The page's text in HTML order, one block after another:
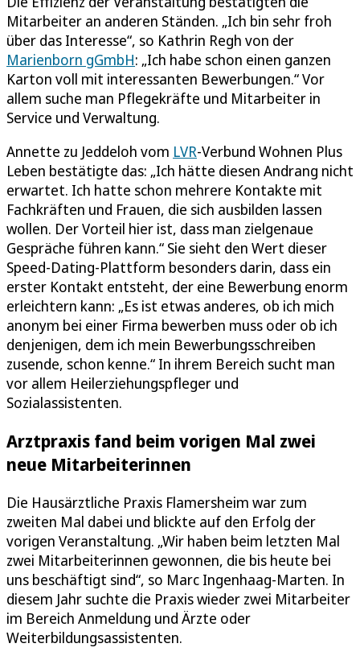
Mitarbeiter an anderen Ständen. „Ich bin sehr froh
über das Interesse“, so Kathrin Regh von der
Marienborn gGmbH: „Ich habe schon einen ganzen
Karton voll mit interessanten Bewerbungen.“ Vor
allem suche man Pflegekräfte und Mitarbeiter in
Service und Verwaltung.
Annette zu Jeddeloh vom LVR-Verbund Wohnen Plus
Leben bestätigte das: „Ich hätte diesen Andrang nicht
erwartet. Ich hatte schon mehrere Kontakte mit
Fachkräften und Frauen, die sich ausbilden lassen
wollen. Der Vorteil hier ist, dass man zielgenaue
Gespräche führen kann.“ Sie sieht den Wert dieser
Speed-Dating-Plattform besonders darin, dass ein
erster Kontakt entsteht, der eine Bewerbung enorm
erleichtern kann: „Es ist etwas anderes, ob ich mich
anonym bei einer Firma bewerben muss oder ob ich
denjenigen, dem ich mein Bewerbungsschreiben
zusende, schon kenne.“ In ihrem Bereich sucht man
vor allem Heilerziehungspfleger und
Sozialassistenten.
Arztpraxis fand beim vorigen Mal zwei
neue Mitarbeiterinnen
Die Hausärztliche Praxis Flamersheim war zum
zweiten Mal dabei und blickte auf den Erfolg der
vorigen Veranstaltung. „Wir haben beim letzten Mal
zwei Mitarbeiterinnen gewonnen, die bis heute bei
uns beschäftigt sind“, so Marc Ingenhaag-Marten. In
diesem Jahr suchte die Praxis wieder zwei Mitarbeiter
im Bereich Anmeldung und Ärzte oder
Weiterbildungsassistenten.